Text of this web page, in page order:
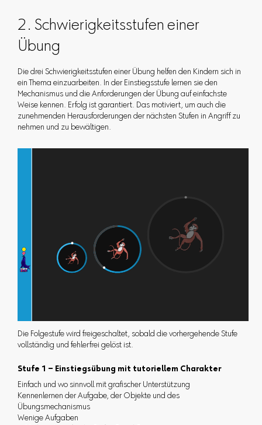
2. Schwierigkeitsstufen einer
Übung
Die drei Schwierigkeitsstufen einer Übung helfen den Kindern sich in
ein Thema einzuarbeiten. In der Einstiegsstufe lernen sie den
Mechanismus und die Anforderungen der Übung auf einfachste
Weise kennen. Erfolg ist garantiert. Das motiviert, um auch die
zunehmenden Herausforderungen der nächsten Stufen in Angriff zu
nehmen und zu bewältigen.
Die Folgestufe wird freigeschaltet, sobald die vorhergehende Stufe
vollständig und fehlerfrei gelöst ist.
Stufe 1 – Einstiegsübung mit tutoriellem Charakter
Einfach und wo sinnvoll mit grafischer Unterstützung
Kennenlernen der Aufgabe, der Objekte und des
Übungsmechanismus
Wenige Aufgaben